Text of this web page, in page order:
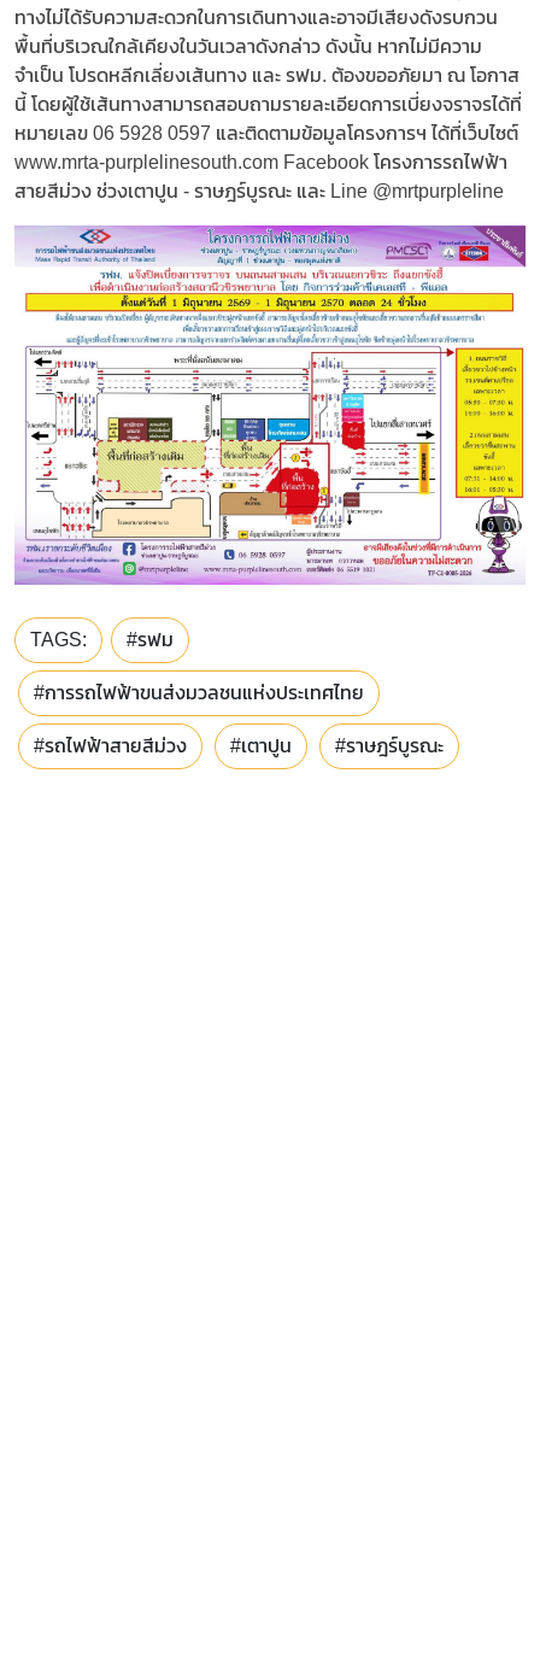
ทางไม่ได้รับความสะดวกในการเดินทางและอาจมีเสียงดังรบกวน
พื้นที่บริเวณใกล้เคียงในวันเวลาดังกล่าว ดังนั้น หากไม่มีความ
จำเป็น โปรดหลีกเลี่ยงเส้นทาง และ รฟม. ต้องขออภัยมา ณ โอกาส
นี้ โดยผู้ใช้เส้นทางสามารถสอบถามรายละเอียดการเบี่ยงจราจรได้ที่
หมายเลข 06 5928 0597 และติดตามข้อมูลโครงการฯ ได้ที่เว็บไซต์
www.mrta-purplelinesouth.com Facebook โครงการรถไฟฟ้า
สายสีม่วง ช่วงเตาปูน - ราษฎร์บูรณะ และ Line @mrtpurpleline
TAGS: #รฟม
#การรถไฟฟ้าขนส่งมวลชนแห่งประเทศไทย
#รถไฟฟ้าสายสีม่วง #เตาปูน #ราษฎร์บูรณะ